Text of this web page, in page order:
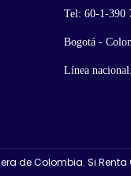
Tel: 60-1-390
Bogotá -
Línea
de Colombia. Si